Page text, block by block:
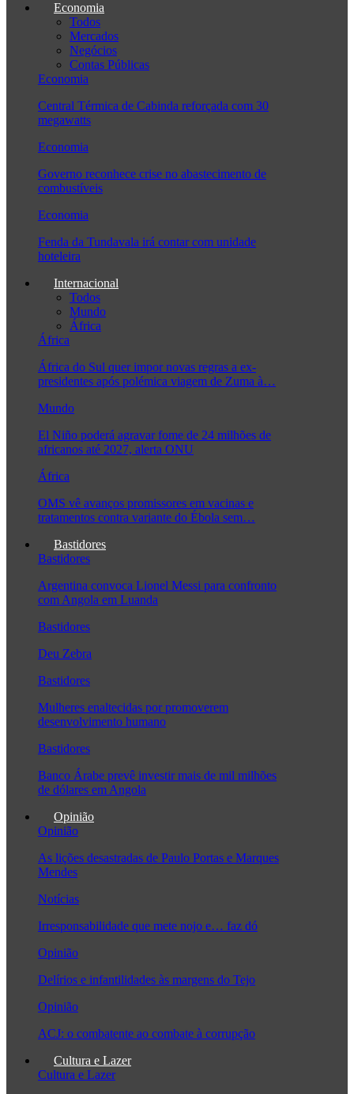
Economia
Todos
Mercados
Negócios
Contas Públicas
Economia
Central Térmica de Cabinda reforçada com 30
megawatts
Economia
Governo reconhece crise no abastecimento de
combustíveis
Economia
Fenda da Tundavala irá contar com unidade
hoteleira
Internacional
Todos
Mundo
África
África
África do Sul quer impor novas regras a ex-
presidentes após polémica viagem de Zuma à…
Mundo
El Niño poderá agravar fome de 24 milhões de
africanos até 2027, alerta ONU
África
OMS vê avanços promissores em vacinas e
tratamentos contra variante do Ébola sem…
Bastidores
Bastidores
Argentina convoca Lionel Messi para confronto
com Angola em Luanda
Bastidores
Deu Zebra
Bastidores
Mulheres enaltecidas por promoverem
desenvolvimento humano
Bastidores
Banco Árabe prevê investir mais de mil milhões
de dólares em Angola
Opinião
Opinião
As lições desastradas de Paulo Portas e Marques
Mendes
Notícias
Irresponsabilidade que mete nojo e… faz dó
Opinião
Delírios e infantilidades às margens do Tejo
Opinião
ACJ: o combatente ao combate à corrupção
Cultura e Lazer
Cultura e Lazer